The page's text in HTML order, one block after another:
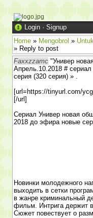
Login · Signup
Home » Mengobrol »
» Reply to post
Faxxzzamc "Универ
Апрель.10.2018 #
серия (320 серия) » .
[url=https://tinyurl.com/
[/url]
Сериал Универ новая
2018 до эфира новые
Новинки молодежного
выходить в сетки
в жанре криминальный
фильм. Интрига держит
Сюжет повествует о